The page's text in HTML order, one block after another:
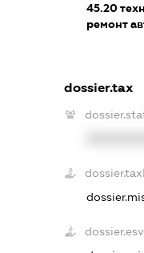
45.20
ремонт
dossier.tax